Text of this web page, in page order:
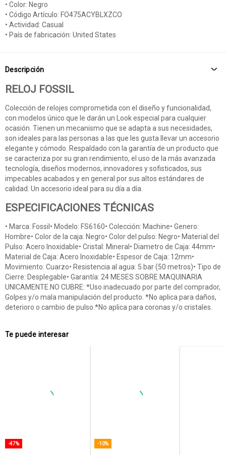
• Color: Negro
• Código Artículo: FO475ACYBLXZCO
• Actividad: Casual
• País de fabricación: United States
Descripción
RELOJ FOSSIL
Colección de relojes comprometida con el diseño y funcionalidad,
con modelos único que le darán un Look especial para cualquier
ocasión. Tienen un mecanismo que se adapta a sus necesidades,
son ideales para las personas a las que les gusta llevar un accesorio
elegante y cómodo. Respaldado con la garantía de un producto que
se caracteriza por su gran rendimiento, el uso de la más avanzada
tecnología, diseños modernos, innovadores y sofisticados, sus
impecables acabados y en general por sus altos estándares de
calidad. Un accesorio ideal para su día a día.
ESPECIFICACIONES TÉCNICAS
• Marca: Fossil• Modelo: FS6160• Colección: Machine• Genero:
Hombre• Color de la caja: Negro• Color del pulso: Negro• Material del
Pulso: Acero Inoxidable• Cristal: Mineral• Diametro de Caja: 44mm•
Material de Caja: Acero Inoxidable• Espesor de Caja: 12mm•
Movimiento: Cuarzo• Resistencia al agua: 5 bar (50 metros)• Tipo de
Cierre: Desplegable• Garantía: 24 MESES SOBRE MAQUINARIA
UNICAMENTE.NO CUBRE: *Uso inadecuado por parte del comprador,
Golpes y/o mala manipulación del producto. *No aplica para daños,
deterioro o cambio de pulso.*No aplica para coronas y/o cristales.
Te puede interesar
-47% -10%